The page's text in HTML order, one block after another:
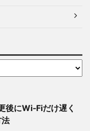
後にWi‑Fiだけ遅く